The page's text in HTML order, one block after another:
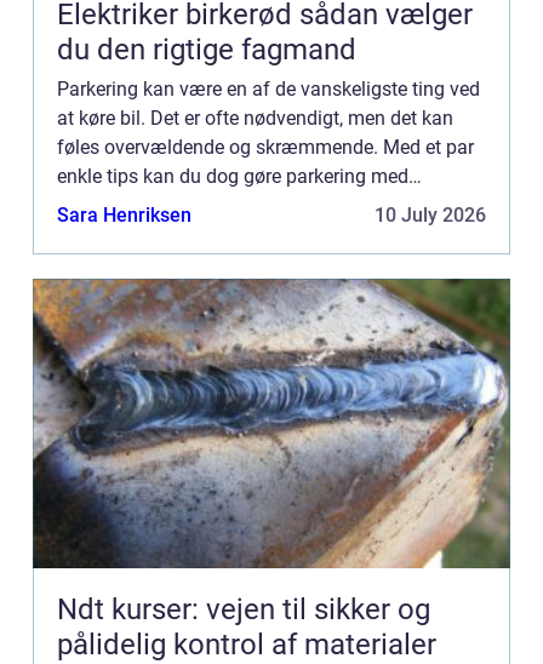
Elektriker birkerød sådan vælger
du den rigtige fagmand
Parkering kan være en af de vanskeligste ting ved
at køre bil. Det er ofte nødvendigt, men det kan
føles overvældende og skræmmende. Med et par
enkle tips kan du dog gøre parkering med
personbil nemt og stressfrit. Før du forsøger at
Sara Henriksen 10 July 2026
Ndt kurser: vejen til sikker og
pålidelig kontrol af materialer